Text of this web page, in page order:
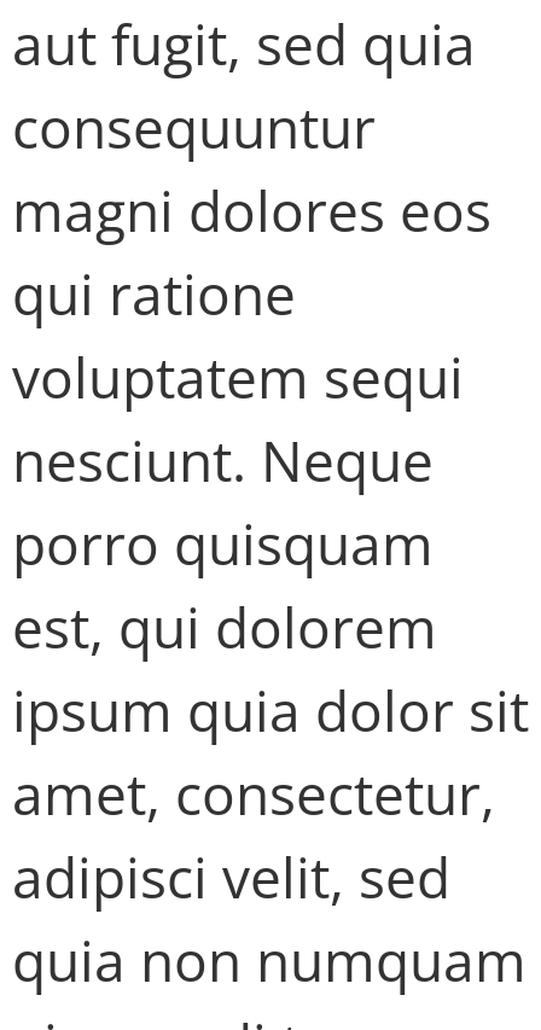
aut fugit, sed quia
consequuntur
magni dolores eos
qui ratione
voluptatem sequi
nesciunt. Neque
porro quisquam
est, qui dolorem
ipsum quia dolor sit
amet, consectetur,
adipisci velit, sed
quia non numquam